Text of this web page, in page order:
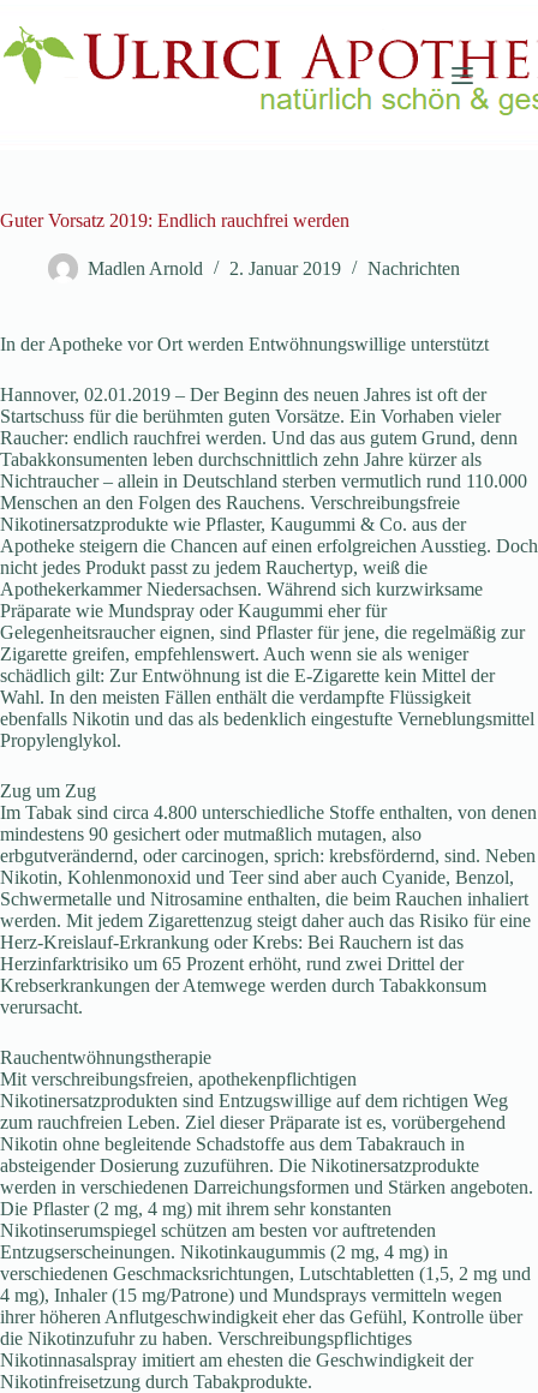
Inhalt
springen
Guter Vorsatz 2019: Endlich rauchfrei werden
Madlen Arnold 2. Januar 2019 Nachrichten
In der Apotheke vor Ort werden Entwöhnungswillige unterstützt
Hannover, 02.01.2019 – Der Beginn des neuen Jahres ist oft der
Startschuss für die berühmten guten Vorsätze. Ein Vorhaben vieler
Raucher: endlich rauchfrei werden. Und das aus gutem Grund, denn
Tabakkonsumenten leben durchschnittlich zehn Jahre kürzer als
Nichtraucher – allein in Deutschland sterben vermutlich rund 110.000
Menschen an den Folgen des Rauchens. Verschreibungsfreie
Nikotinersatzprodukte wie Pflaster, Kaugummi & Co. aus der
Apotheke steigern die Chancen auf einen erfolgreichen Ausstieg. Doch
nicht jedes Produkt passt zu jedem Rauchertyp, weiß die
Apothekerkammer Niedersachsen. Während sich kurzwirksame
Präparate wie Mundspray oder Kaugummi eher für
Gelegenheitsraucher eignen, sind Pflaster für jene, die regelmäßig zur
Zigarette greifen, empfehlenswert. Auch wenn sie als weniger
schädlich gilt: Zur Entwöhnung ist die E-Zigarette kein Mittel der
Wahl. In den meisten Fällen enthält die verdampfte Flüssigkeit
ebenfalls Nikotin und das als bedenklich eingestufte Verneblungsmittel
Propylenglykol.
Zug um Zug
Im Tabak sind circa 4.800 unterschiedliche Stoffe enthalten, von denen
mindestens 90 gesichert oder mutmaßlich mutagen, also
erbgutverändernd, oder carcinogen, sprich: krebsfördernd, sind. Neben
Nikotin, Kohlenmonoxid und Teer sind aber auch Cyanide, Benzol,
Schwermetalle und Nitrosamine enthalten, die beim Rauchen inhaliert
werden. Mit jedem Zigarettenzug steigt daher auch das Risiko für eine
Herz-Kreislauf-Erkrankung oder Krebs: Bei Rauchern ist das
Herzinfarktrisiko um 65 Prozent erhöht, rund zwei Drittel der
Krebserkrankungen der Atemwege werden durch Tabakkonsum
verursacht.
Rauchentwöhnungstherapie
Mit verschreibungsfreien, apothekenpflichtigen
Nikotinersatzprodukten sind Entzugswillige auf dem richtigen Weg
zum rauchfreien Leben. Ziel dieser Präparate ist es, vorübergehend
Nikotin ohne begleitende Schadstoffe aus dem Tabakrauch in
absteigender Dosierung zuzuführen. Die Nikotinersatzprodukte
werden in verschiedenen Darreichungsformen und Stärken angeboten.
Die Pflaster (2 mg, 4 mg) mit ihrem sehr konstanten
Nikotinserumspiegel schützen am besten vor auftretenden
Entzugserscheinungen. Nikotinkaugummis (2 mg, 4 mg) in
verschiedenen Geschmacksrichtungen, Lutschtabletten (1,5, 2 mg und
4 mg), Inhaler (15 mg/Patrone) und Mundsprays vermitteln wegen
ihrer höheren Anflutgeschwindigkeit eher das Gefühl, Kontrolle über
die Nikotinzufuhr zu haben. Verschreibungspflichtiges
Nikotinnasalspray imitiert am ehesten die Geschwindigkeit der
Nikotinfreisetzung durch Tabakprodukte.